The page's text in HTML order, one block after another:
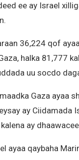
ee ay Israel
36,224 qof
halka 81,777
uu socdo
Gaza ayaa
ay Ciidamada
ay
ayaa qaybaha